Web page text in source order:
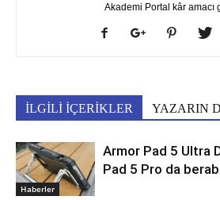
Akademi Portal kâr amacı
İLGİLİ İÇERİKLER YAZARIN
Haberler
Armor Pad 5 Ultra
Pad 5 Pro da